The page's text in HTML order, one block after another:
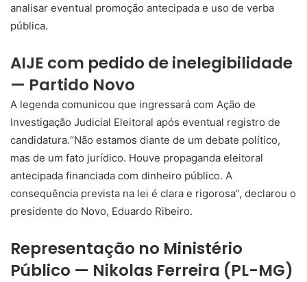
analisar eventual promoção antecipada e uso de verba
pública.
AIJE com pedido de inelegibilidade
— Partido Novo
A legenda comunicou que ingressará com Ação de
Investigação Judicial Eleitoral após eventual registro de
candidatura.“Não estamos diante de um debate político,
mas de um fato jurídico. Houve propaganda eleitoral
antecipada financiada com dinheiro público. A
consequência prevista na lei é clara e rigorosa”, declarou o
presidente do Novo, Eduardo Ribeiro.
Representação no Ministério
Público — Nikolas Ferreira (PL-MG)